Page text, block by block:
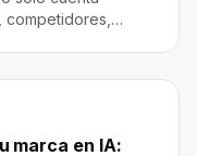
marca en IA: